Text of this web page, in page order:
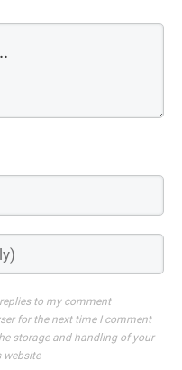
to my comment
for the next time I comment
storage and handling of your
website